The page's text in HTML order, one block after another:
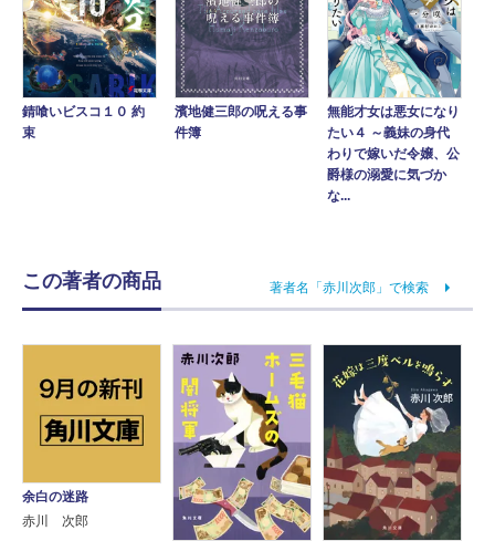
錆喰いビスコ１０ 約
束
濱地健三郎の呪える事
件簿
無能才女は悪女になり
たい４ ～義妹の身代
わりで嫁いだ令嬢、公
爵様の溺愛に気づか
な...
この著者の商品 著者名「赤川次郎」で検索
余白の迷路
赤川 次郎